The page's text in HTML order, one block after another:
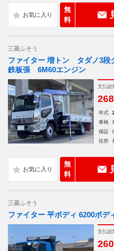
無
料
三菱ふそう
ファイター 増トン タダノ3
鉄板張 6M60エンジン
支払総
268
年式
車検
保証
住所
無
料
三菱ふそう
ファイター 平ボディ 6200ボ
支払総
260